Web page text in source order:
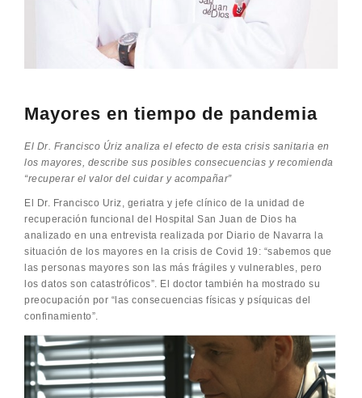
Mayores en tiempo de pandemia
El Dr. Francisco Úriz analiza el efecto de esta crisis sanitaria en
los mayores, describe sus posibles consecuencias y recomienda
“recuperar el valor del cuidar y acompañar”
El Dr. Francisco Uriz, geriatra y jefe clínico de la unidad de
recuperación funcional del Hospital San Juan de Dios ha
analizado en una entrevista realizada por Diario de Navarra la
situación de los mayores en la crisis de Covid 19: “sabemos que
las personas mayores son las más frágiles y vulnerables, pero
los datos son catastróficos”. El doctor también ha mostrado su
preocupación por “las consecuencias físicas y psíquicas del
confinamiento”.